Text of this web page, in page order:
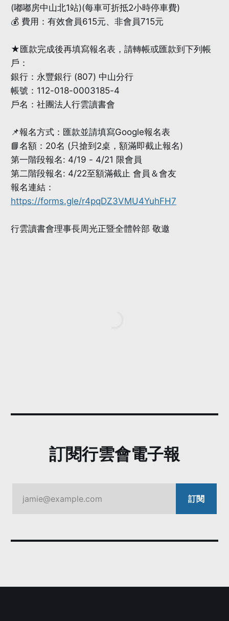
(嘟嘟房中山北1站)(每車可折抵2小時停車費)
💰 費用：有效會員615元、非會員715元
★匯款完成後再填寫報名表，請轉帳或匯款到下列帳
戶：
銀行：永豐銀行 (807) 中山分行
帳號：112-018-0003185-4
戶名：社團法人行雲讀書會
📌報名方式：匯款並請填寫Google報名表
📘名額：20名 (只搶到2桌，額滿即截止報名)
第一階段報名: 4/19 - 4/21 限會員
第二階段報名: 4/22至額滿截止 會員＆會友
報名連結：
https://forms.gle/r4pqDZ3VMU4YuhFH7
行雲讀書會理事長周光正暨全體幹部 敬邀
訂閱行雲會電子報
jamie@example.com 訂閱